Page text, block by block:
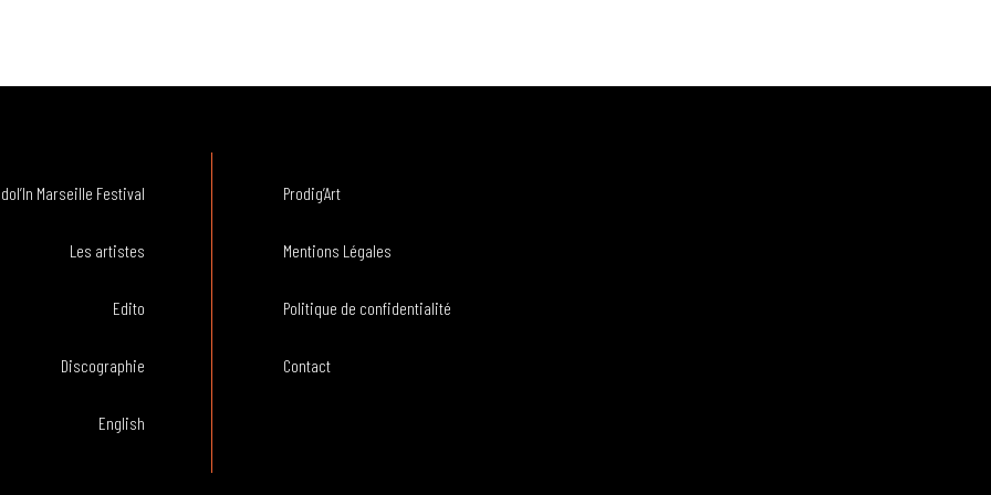
Marseille Festival
Les artistes
Edito
Discographie
English
Prodig’Art
Mentions Légales
Politique de confidentialité
Contact